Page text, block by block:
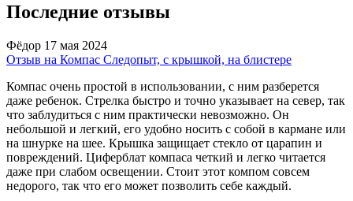
Последние отзывы
Фёдор 17 мая 2024
Отзыв на Компас Следопыт, с крышкой, на блистере
Компас очень простой в использовании, с ним разберется
даже ребенок. Стрелка быстро и точно указывает на север, так
что заблудиться с ним практически невозможно. Он
небольшой и легкий, его удобно носить с собой в кармане или
на шнурке на шее. Крышка защищает стекло от царапин и
повреждений. Циферблат компаса четкий и легко читается
даже при слабом освещении. Стоит этот компом совсем
недорого, так что его может позволить себе каждый.